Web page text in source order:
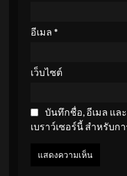
อีเมล *
เว็บไซต์
บันทึกชื่อ, อีเมล แล
เบราว์เซอร์นี้ สำหรับก